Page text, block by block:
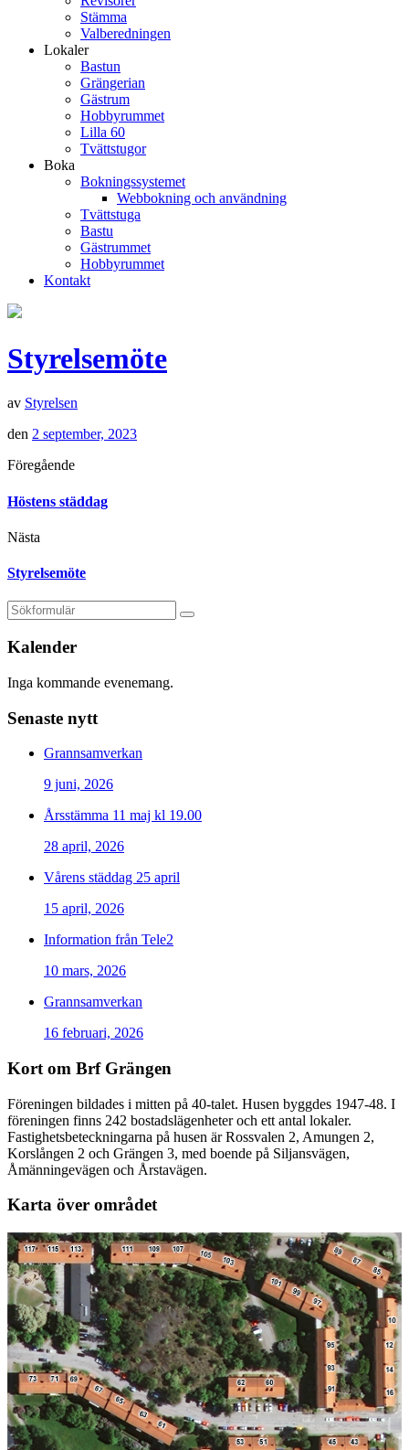
Stämma
Valberedningen
Lokaler
Bastun
Grängerian
Gästrum
Hobbyrummet
Lilla 60
Tvättstugor
Boka
Bokningssystemet
Webbokning och användning
Tvättstuga
Bastu
Gästrummet
Hobbyrummet
Kontakt
Styrelsemöte
av Styrelsen
den 2 september, 2023
Föregående
Höstens städdag
Nästa
Styrelsemöte
Kalender
Inga kommande evenemang.
Senaste nytt
Grannsamverkan
9 juni, 2026
Årsstämma 11 maj kl 19.00
28 april, 2026
Vårens städdag 25 april
15 april, 2026
Information från Tele2
10 mars, 2026
Grannsamverkan
16 februari, 2026
Kort om Brf Grängen
Föreningen bildades i mitten på 40-talet. Husen byggdes 1947-48. I
föreningen finns 242 bostadslägenheter och ett antal lokaler.
Fastighetsbeteckningarna på husen är Rossvalen 2, Amungen 2,
Korslången 2 och Grängen 3, med boende på Siljansvägen,
Åmänningevägen och Årstavägen.
Karta över området